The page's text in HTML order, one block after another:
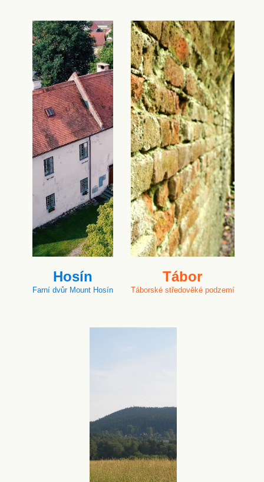
Hosín
Farní dvůr Mount Hosín
Tábor
Táborské středověké podzemí